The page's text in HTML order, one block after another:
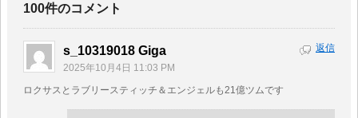
100件のコメント
s_10319018 Giga
2025年10月4日 11:03 PM
ロクサスとラブリースティッチ＆エンジェルも21億ツムです
返信